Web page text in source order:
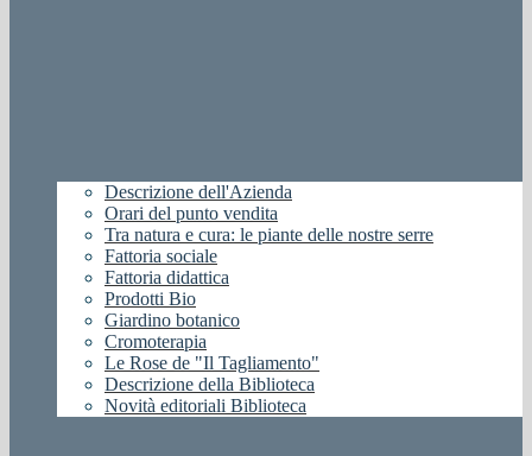
Descrizione dell'Azienda
Orari del punto vendita
Tra natura e cura: le piante delle nostre serre
Fattoria sociale
Fattoria didattica
Prodotti Bio
Giardino botanico
Cromoterapia
Le Rose de "Il Tagliamento"
Descrizione della Biblioteca
Novità editoriali Biblioteca